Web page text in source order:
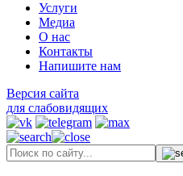
Услуги
Медиа
О нас
Контакты
Напишите нам
Версия сайта
для слабовидящих